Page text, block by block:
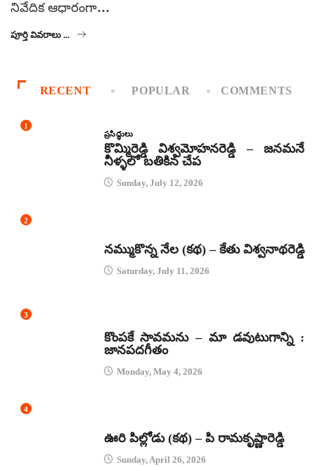
నివేదిక ఆధారంగా…
పూర్తి వివరాలు ...
RECENT POPULAR COMMENTS
1
ప్రసిద్ధులు
కొమ్మిరెడ్డి విశ్వమోహనరెడ్డి – జనమనే
నీళ్ళలో బతికిన చేప
Sunday, July 12, 2026
2
నమ్ముకొన్న నేల (కథ) – కేతు విశ్వనాథరెడ్డి
Saturday, July 11, 2026
3
కొంపకే సావమను – మా డవుటుగాన్ని :
జానపదగీతం
Monday, May 4, 2026
4
ఊరి పిల్లోడు (కథ) – పి రామకృష్ణారెడ్డి
Sunday, April 26, 2026